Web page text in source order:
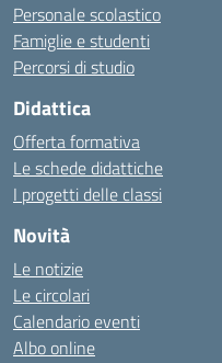
Personale scolastico
Famiglie e studenti
Percorsi di studio
Didattica
Offerta formativa
Le schede didattiche
I progetti delle classi
Novità
Le notizie
Le circolari
Calendario eventi
Albo online